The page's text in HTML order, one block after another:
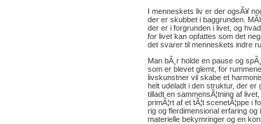
I menneskets liv er der ogsÃ¥
der er skubbet i baggrunden.
der er i forgrunden i livet, og
for livet kan opfattes som det
det svarer til menneskets indre
Man bÃ¸r holde en pause og
som er blevet glemt, for
livskunstner vil skabe et
helt udeladt i den struktur, der er
tilladt en sammensÃ¦tning af
primÃ¦rt af et tÃ¦t scenetÃ¦ppe i
rig og flerdimensional erfaring
materielle bekymringer og en